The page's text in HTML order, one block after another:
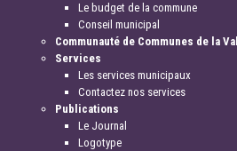
Le budget de la commune
Conseil municipal
Communauté de Communes de la
Services
Les services municipaux
Contactez nos services
Publications
Le Journal
Logotype